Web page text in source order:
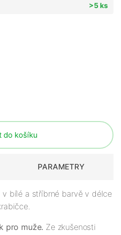
>5 ks
do košíku
PARAMETRY
v bílé a stříbrné barvě v délce
pro muže. Ze zkušenosti